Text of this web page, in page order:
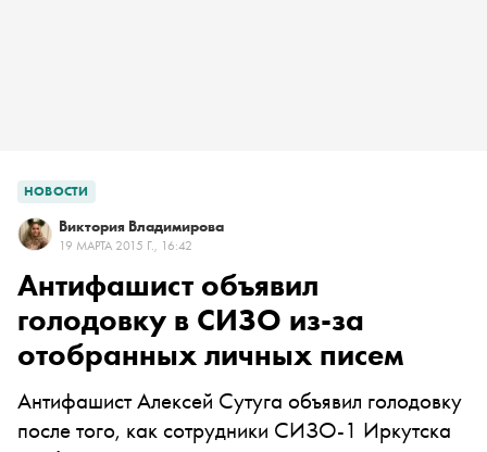
НОВОСТИ
Виктория Владимирова
19 МАРТА 2015 Г., 16:42
Антифашист объявил
голодовку в СИЗО из-за
отобранных личных писем
Антифашист Алексей Сутуга объявил голодовку
после того, как сотрудники СИЗО-1 Иркутска